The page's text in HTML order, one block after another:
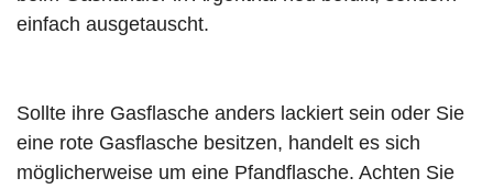
einfach ausgetauscht.
Sollte ihre Gasflasche anders lackiert sein oder Sie
eine rote Gasflasche besitzen, handelt es sich
möglicherweise um eine Pfandflasche. Achten Sie